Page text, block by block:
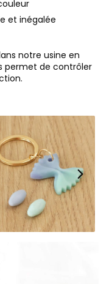
et inégalée
notre usine en
permet de contrôler